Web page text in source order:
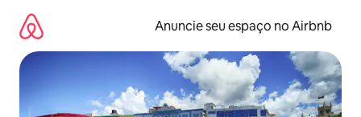
para
conteúdo
Anuncie seu espaço no Airbnb